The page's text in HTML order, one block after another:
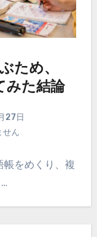
ため、
みた結論
27日
せん
帳をめくり、複